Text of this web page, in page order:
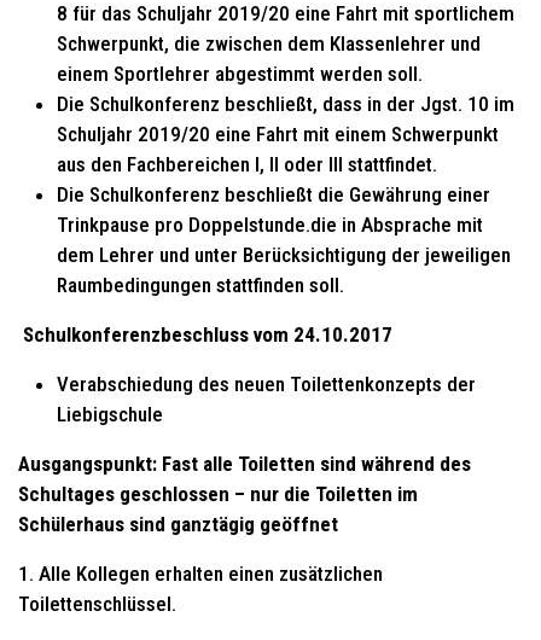
8 für das Schuljahr 2019/20 eine Fahrt mit sportlichem
Schwerpunkt, die zwischen dem Klassenlehrer und
einem Sportlehrer abgestimmt werden soll.
Die Schulkonferenz beschließt, dass in der Jgst. 10 im
Schuljahr 2019/20 eine Fahrt mit einem Schwerpunkt
aus den Fachbereichen I, II oder III stattfindet.
Die Schulkonferenz beschließt die Gewährung einer
Trinkpause pro Doppelstunde.die in Absprache mit
dem Lehrer und unter Berücksichtigung der jeweiligen
Raumbedingungen stattfinden soll.
Schulkonferenzbeschluss vom 24.10.2017
Verabschiedung des neuen Toilettenkonzepts der
Liebigschule
Ausgangspunkt: Fast alle Toiletten sind während des
Schultages geschlossen – nur die Toiletten im
Schülerhaus sind ganztägig geöffnet
1. Alle Kollegen erhalten einen zusätzlichen
Toilettenschlüssel.